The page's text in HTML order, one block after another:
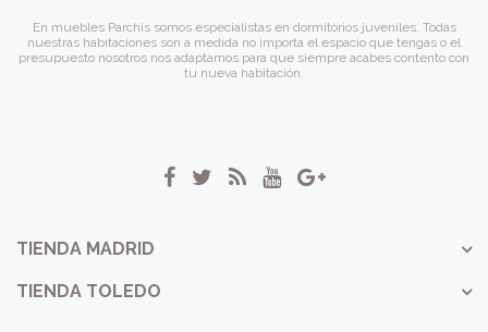
En muebles Parchis somos especialistas en dormitorios juveniles. Todas
nuestras habitaciones son a medida no importa el espacio que tengas o el
presupuesto nosotros nos adaptamos para que siempre acabes contento con
tu nueva habitación.
TIENDA MADRID
TIENDA TOLEDO